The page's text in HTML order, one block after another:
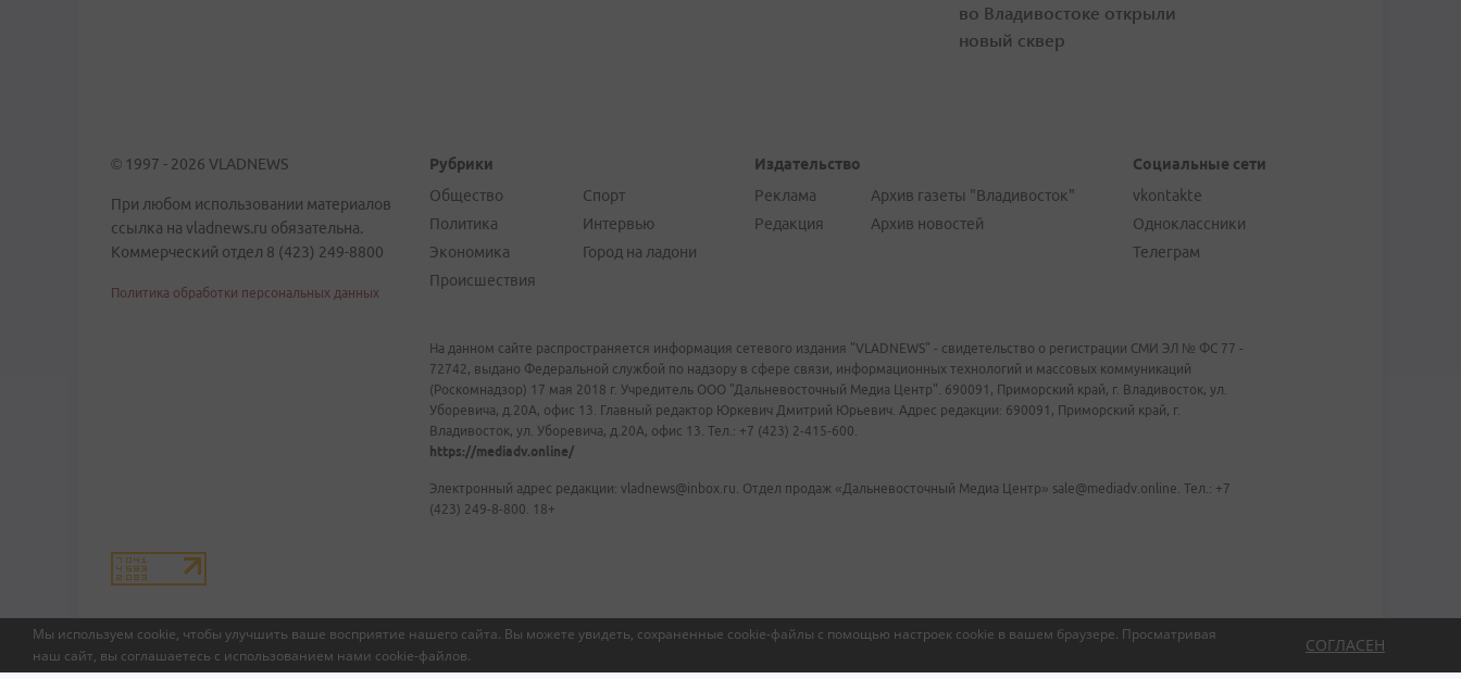
Мы используем cookie, чтобы улучшить ваше восприятие нашего сайта. Вы можете увидеть, сохраненные cookie-файлы с помощью настроек cookie в вашем браузере. Просматривая
наш сайт, вы соглашаетесь с использованием нами cookie-файлов.
СОГЛАСЕН
во Владивостоке открыли
новый сквер
© 1997 - 2026 VLADNEWS
При любом использовании материалов
ссылка на vladnews.ru обязательна.
Коммерческий отдел 8 (423) 249-8800
Политика обработки персональных данных
Рубрики
Общество
Политика
Экономика
Происшествия
Спорт
Интервью
Город на ладони
Издательство
Реклама
Редакция
Архив газеты "Владивосток"
Архив новостей
Социальные сети
vkontakte
Одноклассники
Телеграм
На данном сайте распространяется информация сетевого издания "VLADNEWS" - свидетельство о регистрации СМИ ЭЛ № ФС 77 -
72742, выдано Федеральной службой по надзору в сфере связи, информационных технологий и массовых коммуникаций
(Роскомнадзор) 17 мая 2018 г. Учредитель ООО "Дальневосточный Медиа Центр". 690091, Приморский край, г. Владивосток, ул.
Уборевича, д.20А, офис 13. Главный редактор Юркевич Дмитрий Юрьевич. Адрес редакции: 690091, Приморский край, г.
Владивосток, ул. Уборевича, д.20А, офис 13. Тел.: +7 (423) 2-415-600.
https://mediadv.online/
Электронный адрес редакции: vladnews@inbox.ru. Отдел продаж «Дальневосточный Медиа Центр» sale@mediadv.online. Тел.: +7
(423) 249-8-800. 18+